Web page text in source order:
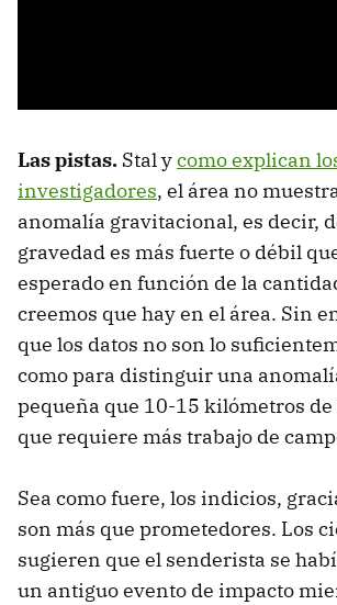
Las pistas. Stal ycomo explican
investigadores, el área no
anomalía gravitacional, es decir,
gravedad es más fuerte o débil
esperado en función de la
creemos que hay en el área. Sin
que los datos no son lo
como para distinguir una
pequeña que 10-15 kilómetros
que requiere más trabajo de
Sea como fuere, los indicios,
son más que prometedores. Los
sugieren que el senderista se
un antiguo evento de impacto